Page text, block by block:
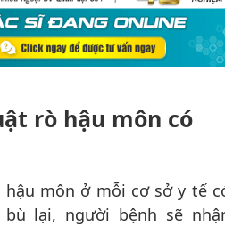
rò hậu môn có
môn ở mỗi cơ sở y tế
lại, người bệnh sẽ